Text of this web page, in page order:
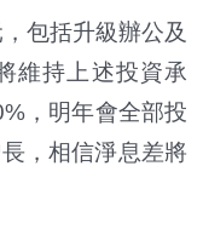
包括升級辦公及
維持上述投資承
，明年會全部投
，相信淨息差將